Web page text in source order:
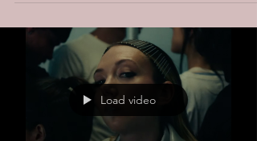
Load video